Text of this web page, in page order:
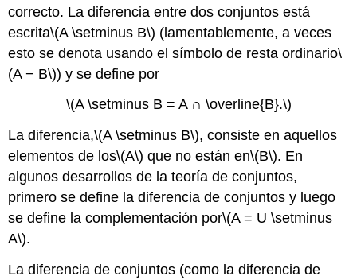
correcto. La diferencia entre dos conjuntos está
escrita\(A \setminus B\) (lamentablemente, a veces
esto se denota usando el símbolo de resta ordinario\
(A − B\)) y se define por
\(A \setminus B = A ∩ \overline{B}.\)
La diferencia,\(A \setminus B\), consiste en aquellos
elementos de los\(A\) que no están en\(B\). En
algunos desarrollos de la teoría de conjuntos,
primero se define la diferencia de conjuntos y luego
se define la complementación por\(A = U \setminus
A\).
La diferencia de conjuntos (como la diferencia de